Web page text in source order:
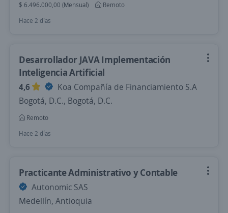
$ 6.496.000,00 (Mensual)
Remoto
Hace 2 días
Desarrollador JAVA Implementación
Inteligencia Artificial
4,6
Koa Compañía de Financiamiento S.A
Bogotá, D.C., Bogotá, D.C.
Remoto
Hace 2 días
Practicante Administrativo y Contable
Autonomic SAS
Medellín, Antioquia